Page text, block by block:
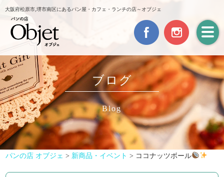
大阪府松原市,堺市南区にあるパン屋・カフェ・ランチの店～オブジェ
ブログ
Blog
パンの店 オブジェ > 新商品・イベント > ココナッツボール